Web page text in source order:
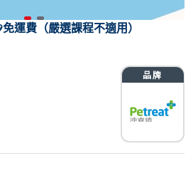
運費（嚴選課程不適用）